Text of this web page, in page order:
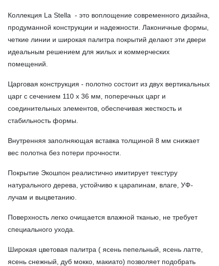
Коллекция La Stella - это воплощение современного дизайна,
продуманной конструкции и надежности. Лаконичные формы,
четкие линии и широкая палитра покрытий делают эти двери
идеальным решением для жилых и коммерческих
помещений.
Царговая конструкция - полотно состоит из двух вертикальных
царг с сечением 110 х 36 мм, поперечных царг и
соединительных элементов, обеспечивая жесткость и
стабильность формы.
Внутренняя заполняющая вставка толщиной 8 мм снижает
вес полотна без потери прочности.
Покрытие Экошпон реалистично имитирует текстуру
натурального дерева, устойчиво к царапинам, влаге, УФ-
лучам и выцветанию.
Поверхность легко очищается влажной тканью, не требует
специального ухода.
Широкая цветовая палитра ( ясень пепельный, ясень латте,
ясень снежный, дуб мокко, макиато) позволяет подобрать